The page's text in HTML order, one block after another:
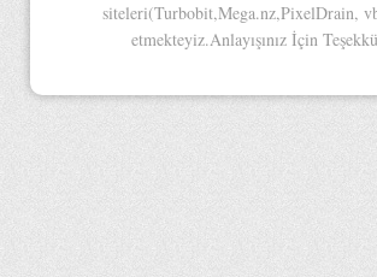
siteleri(Turbobit,Mega.nz,PixelDrain,
etmekteyiz.Anlayışınız İçin